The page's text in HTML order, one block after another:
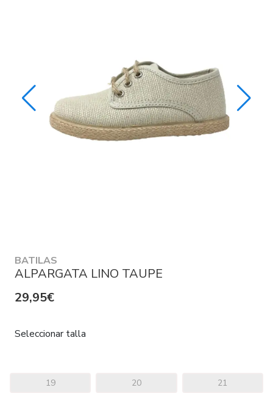
BATILAS
ALPARGATA LINO TAUPE
29,95€
Seleccionar talla
19 20 21